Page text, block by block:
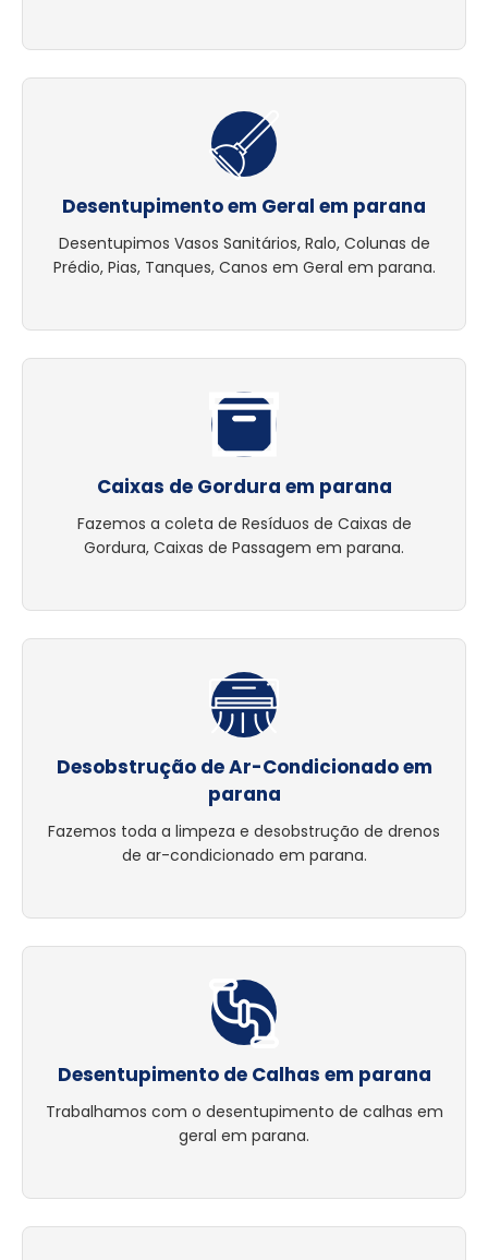
Desentupimento em Geral em parana
Desentupimos Vasos Sanitários, Ralo, Colunas de
Prédio, Pias, Tanques, Canos em Geral em parana.
Caixas de Gordura em parana
Fazemos a coleta de Resíduos de Caixas de
Gordura, Caixas de Passagem em parana.
Desobstrução de Ar-Condicionado em
parana
Fazemos toda a limpeza e desobstrução de drenos
de ar-condicionado em parana.
Desentupimento de Calhas em parana
Trabalhamos com o desentupimento de calhas em
geral em parana.